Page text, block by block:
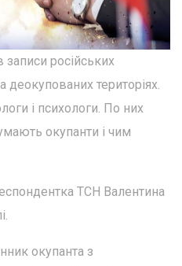
записи російських
деокупованих територіях.
і психологи. По них
окупанти і чим
ТСН Валентина
окупанта з